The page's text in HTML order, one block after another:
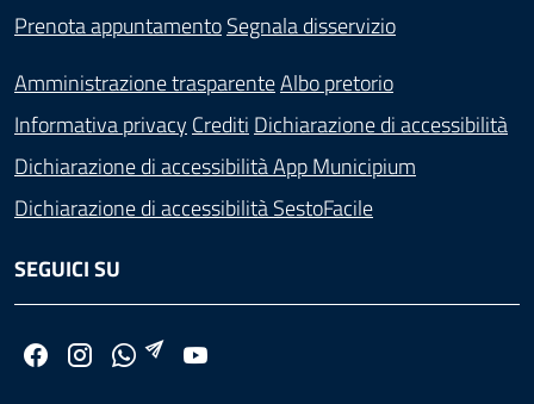
Prenota appuntamentoSegnala disservizio
Amministrazione trasparenteAlbo pretorio
Informativa privacy Crediti Dichiarazione di accessibilità
Dichiarazione di accessibilità App Municipium
Dichiarazione di accessibilità SestoFacile
SEGUICI SU